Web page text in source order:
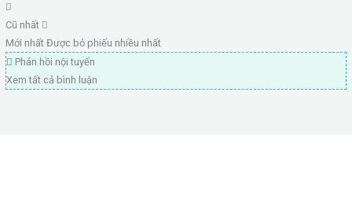
Cũ nhất
Mới nhất Được bỏ phiếu nhiều nhất
Phản hồi nội tuyến
Xem tất cả bình luận